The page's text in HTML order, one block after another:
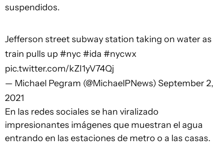
suspendidos.
Jefferson street subway station taking on water as
train pulls up#nyc #ida #nycwx
pic.twitter.com/kZI1yV74Qj
— Michael Pegram (@MichaelPNews) September 2,
2021
En las redes sociales se han viralizado
impresionantes imágenes que muestran el agua
entrando en las estaciones de metro o a las casas.